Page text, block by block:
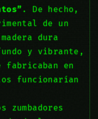
. De hecho,
de un
dura
y vibrante,
fabricaban en
funcionarían
zumbadores